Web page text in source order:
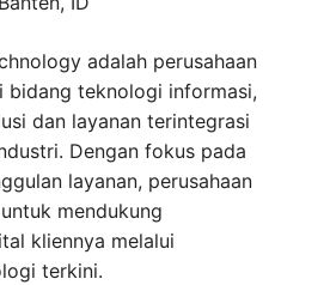
adalah perusahaan
bidang teknologi informasi,
dan layanan terintegrasi
Dengan fokus pada
layanan, perusahaan
mendukung
kliennya melalui
terkini.